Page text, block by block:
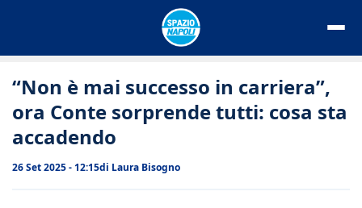
“Non è mai successo in carriera”,
ora Conte sorprende tutti: cosa sta
accadendo
26 Set 2025 - 12:15di Laura Bisogno